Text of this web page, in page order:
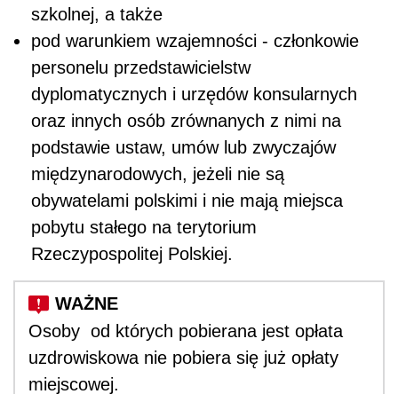
szkolnej, a także
pod warunkiem wzajemności - członkowie
personelu przedstawicielstw
dyplomatycznych i urzędów konsularnych
oraz innych osób zrównanych z nimi na
podstawie ustaw, umów lub zwyczajów
międzynarodowych, jeżeli nie są
obywatelami polskimi i nie mają miejsca
pobytu stałego na terytorium
Rzeczypospolitej Polskiej.
Osoby od których pobierana jest opłata
uzdrowiskowa nie pobiera się już opłaty
miejscowej.